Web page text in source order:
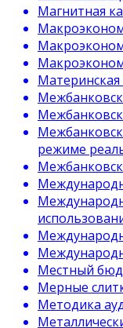
Магнитная
режиме
Местный
Мерные
Методика